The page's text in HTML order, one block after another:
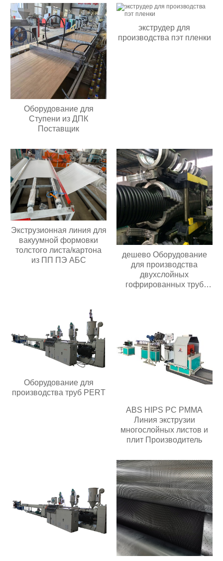
Оборудование для
Ступени из ДПК
Поставщик
экструдер для
производства пэт пленки
Экструзионная линия для
вакуумной формовки
толстого листа/картона
из ПП ПЭ АБС
дешево Оборудование
для производства
двухслойных
гофрированных труб
Оборудование для
производства труб PERT
ABS HIPS PC PMMA
Линия экструзии
многослойных листов и
плит Производитель